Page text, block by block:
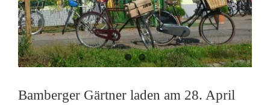
Bamberger Gärtner laden am 28. April